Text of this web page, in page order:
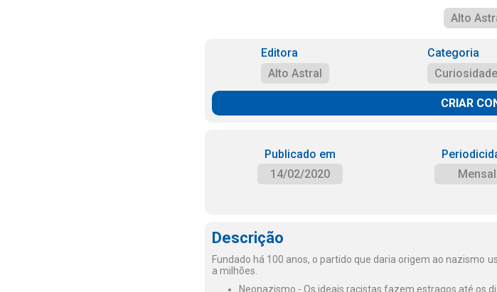
Alto
Editora
Alto Astral
Categoria
CRIAR
Publicado em
14/02/2020
Mensal
Descrição
Fundado há 100 anos, o partido que daria origem ao nazismo
a milhões.
Neonazismo - Os ideais racistas fazem estragos até os